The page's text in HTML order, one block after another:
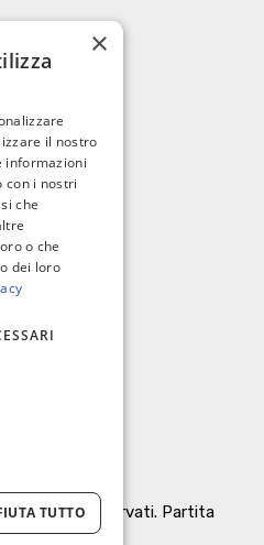
Foggia
Tutti i diritti riservati. Partita
×
il nostro
informazioni
con i nostri
che
o che
dei loro
TUTTO